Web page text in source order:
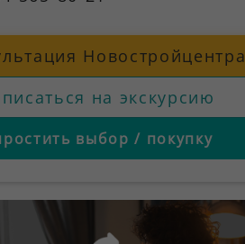
Новостройцентра
на экскурсию
выбор / покупку